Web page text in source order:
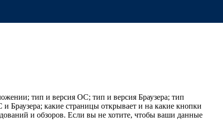
тип и версия ОС; тип и версия Браузера; тип
Браузера; какие страницы открывает и на какие кнопки
и обзоров. Если вы не хотите, чтобы ваши данные